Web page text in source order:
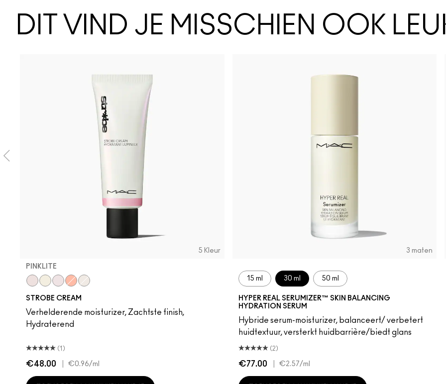
DIT VIND JE MISSCHIEN OOK
5 Kleur
PINKLITE
STROBE CREAM
Verhelderende moisturizer, Zachtste finish,
Hydraterend
(1)
€48.00 €0.96/ml
3 maten
15 ml 30 ml 50 ml
HYPER REAL SERUMIZER™ SKIN BALANCING
HYDRATION SERUM
Hybride serum-moisturizer, balanceert/ verbetert
huidtextuur, versterkt huidbarrière/biedt glans
(2)
€77.00 €2.57/ml